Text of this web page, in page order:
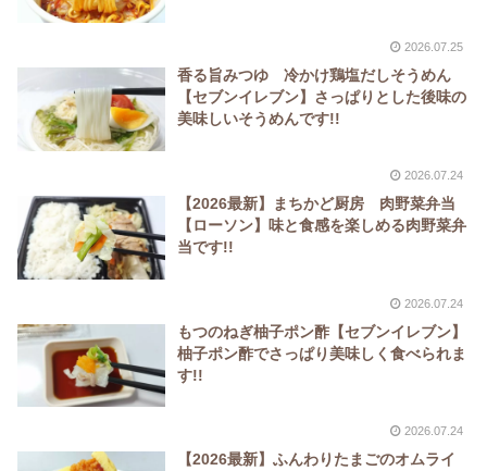
2026.07.25
香る旨みつゆ 冷かけ鶏塩だしそうめん
【セブンイレブン】さっぱりとした後味の
美味しいそうめんです!!
2026.07.24
【2026最新】まちかど厨房 肉野菜弁当
【ローソン】味と食感を楽しめる肉野菜弁
当です!!
2026.07.24
もつのねぎ柚子ポン酢【セブンイレブン】
柚子ポン酢でさっぱり美味しく食べられま
す!!
2026.07.24
【2026最新】ふんわりたまごのオムライ